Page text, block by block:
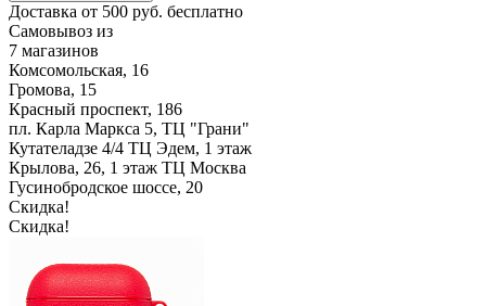
Доставка от 500 руб. бесплатно
Самовывоз из
7 магазинов
Комсомольская, 16
Громова, 15
Красный проспект, 186
пл. Карла Маркса 5, ТЦ "Грани"
Кутателадзе 4/4 ТЦ Эдем, 1 этаж
Крылова, 26, 1 этаж ТЦ Москва
Гусинобродское шоссе, 20
Скидка!
Скидка!